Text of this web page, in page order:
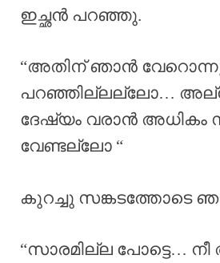
ഇച്ഛൻ പറഞ്ഞു.
“അതിന് ഞാൻ
പറഞ്ഞില്ലല്ലോ…
ദേഷ്യം വരാൻ അധികം
വേണ്ടല്ലോ “
കുറച്ചു സങ്കടത്തോടെ
“സാരമില്ല പോട്ടെ…